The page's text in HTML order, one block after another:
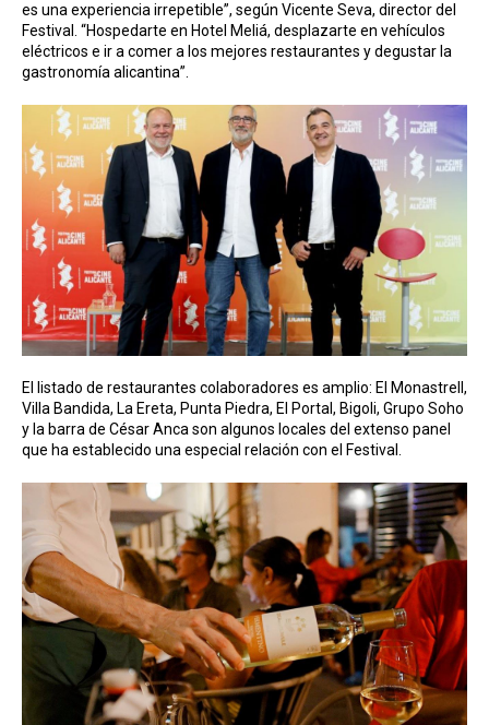
es una experiencia irrepetible”, según Vicente Seva, director del
Festival. “Hospedarte en Hotel Meliá, desplazarte en vehículos
eléctricos e ir a comer a los mejores restaurantes y degustar la
gastronomía alicantina”.
El listado de restaurantes colaboradores es amplio: El Monastrell,
Villa Bandida, La Ereta, Punta Piedra, El Portal, Bigoli, Grupo Soho
y la barra de César Anca son algunos locales del extenso panel
que ha establecido una especial relación con el Festival.